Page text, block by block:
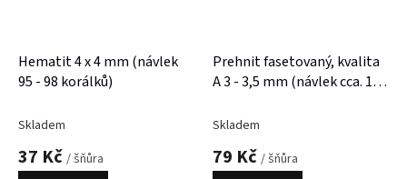
Hematit 4 x 4 mm (návlek
95 - 98 korálků)
Skladem
37 Kč / šňůra
Prehnit fasetovaný, kvalita
A 3 - 3,5 mm (návlek cca. 150
Skladem
79 Kč / šňůra